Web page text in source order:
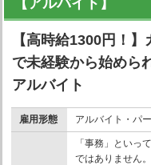
【高時給1300円！】
で未経験から始めら
アルバイト
雇用形態 アルバイト・パ
「事務」といっ
ではありません